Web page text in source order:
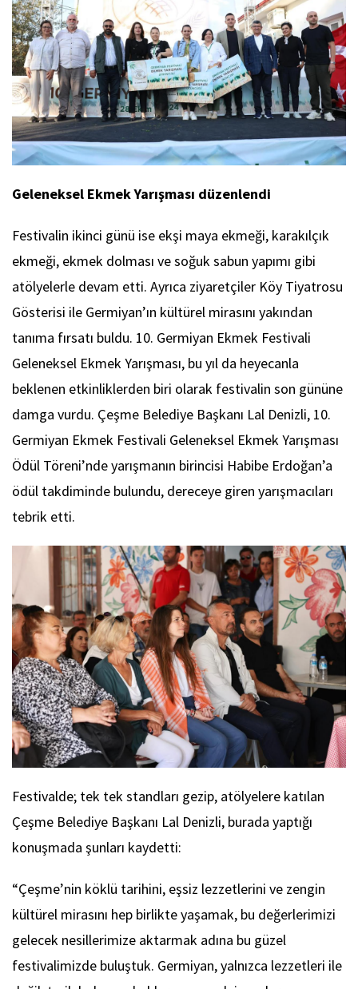
Geleneksel Ekmek Yarışması düzenlendi
Festivalin ikinci günü ise ekşi maya ekmeği, karakılçık
ekmeği, ekmek dolması ve soğuk sabun yapımı gibi
atölyelerle devam etti. Ayrıca ziyaretçiler Köy Tiyatrosu
Gösterisi ile Germiyan’ın kültürel mirasını yakından
tanıma fırsatı buldu. 10. Germiyan Ekmek Festivali
Geleneksel Ekmek Yarışması, bu yıl da heyecanla
beklenen etkinliklerden biri olarak festivalin son gününe
damga vurdu. Çeşme Belediye Başkanı Lal Denizli, 10.
Germiyan Ekmek Festivali Geleneksel Ekmek Yarışması
Ödül Töreni’nde yarışmanın birincisi Habibe Erdoğan’a
ödül takdiminde bulundu, dereceye giren yarışmacıları
tebrik etti.
Festivalde; tek tek standları gezip, atölyelere katılan
Çeşme Belediye Başkanı Lal Denizli, burada yaptığı
konuşmada şunları kaydetti:
“Çeşme’nin köklü tarihini, eşsiz lezzetlerini ve zengin
kültürel mirasını hep birlikte yaşamak, bu değerlerimizi
gelecek nesillerimize aktarmak adına bu güzel
festivalimizde buluştuk. Germiyan, yalnızca lezzetleri ile